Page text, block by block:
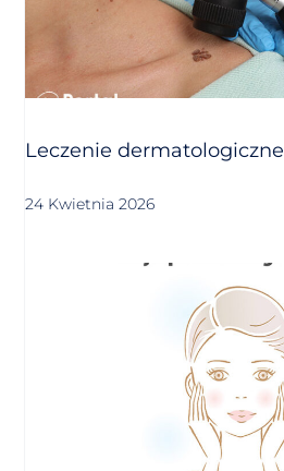
Leczenie dermatologiczne
24 Kwietnia 2026